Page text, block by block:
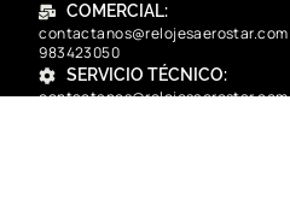
COMERCIAL:
contactanos@relojesaerostar.com
983423050
SERVICIO TÉCNICO:
contactanos@relojesaerostar.com